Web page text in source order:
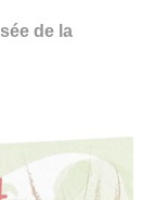
de la